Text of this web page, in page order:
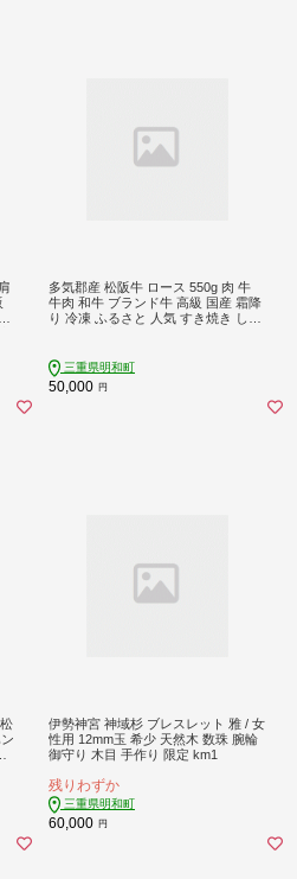
多気郡産 松阪牛 ロース 550g 肉 牛
牛肉 和牛 ブランド牛 高級 国産 霜降
り 冷凍 ふるさと 人気 すき焼き しゃ
らかい L2
三重県明和町
50,000 円
伊勢神宮 神域杉 ブレスレット 雅 / 女
性用 12mm玉 希少 天然木 数珠 腕輪
御守り 木目 手作り 限定 km1
残りわずか
三重県明和町
60,000 円